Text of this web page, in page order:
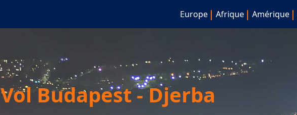
Europe Afrique Amérique
Vol Budapest - Djerba